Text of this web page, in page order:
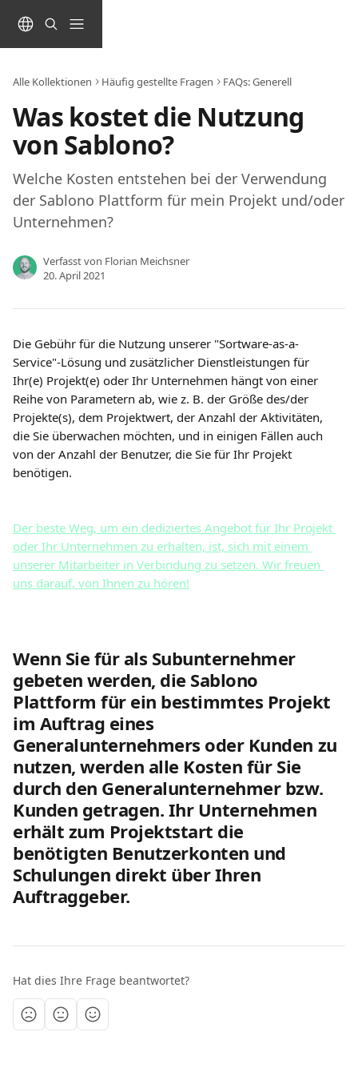
Alle Kollektionen Häufig gestellte Fragen FAQs: Generell
Was kostet die Nutzung
von Sablono?
Welche Kosten entstehen bei der Verwendung
der Sablono Plattform für mein Projekt und/oder
Unternehmen?
Verfasst von Florian Meichsner
20. April 2021
Die Gebühr für die Nutzung unserer "Sortware-as-a-
Service"-Lösung und zusätzlicher Dienstleistungen für
Ihr(e) Projekt(e) oder Ihr Unternehmen hängt von einer
Reihe von Parametern ab, wie z. B. der Größe des/der
Projekte(s), dem Projektwert, der Anzahl der Aktivitäten,
die Sie überwachen möchten, und in einigen Fällen auch
von der Anzahl der Benutzer, die Sie für Ihr Projekt
benötigen.
Der beste Weg, um ein dediziertes Angebot für Ihr Projekt
oder Ihr Unternehmen zu erhalten, ist, sich mit einem
unserer Mitarbeiter in Verbindung zu setzen. Wir freuen
uns darauf, von Ihnen zu hören!
Wenn Sie für als Subunternehmer
gebeten werden, die Sablono
Plattform für ein bestimmtes Projekt
im Auftrag eines
Generalunternehmers oder Kunden zu
nutzen, werden alle Kosten für Sie
durch den Generalunternehmer bzw.
Kunden getragen. Ihr Unternehmen
erhält zum Projektstart die
benötigten Benutzerkonten und
Schulungen direkt über Ihren
Auftraggeber.
Hat dies Ihre Frage beantwortet?